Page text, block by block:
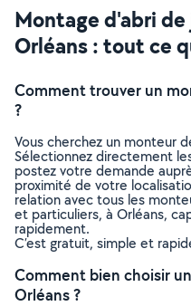
Montage d'abri
Orléans : tout ce
Comment trouver un
?
Vous cherchez un monteur
Sélectionnez directement
postez votre demande
proximité de votre
relation avec tous les
et particuliers, à Orléans,
rapidement.
C’est gratuit, simple et
Comment bien choisir
Orléans ?